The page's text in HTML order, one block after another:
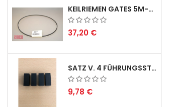
KEILRIEMEN GATES 5M-690 USA B1 - VEE-BELT - POSITION 23.
37,20 €
SATZ V. 4 FÜHRUNGSSTIFTEN FÜR EMCO SWING
9,78 €